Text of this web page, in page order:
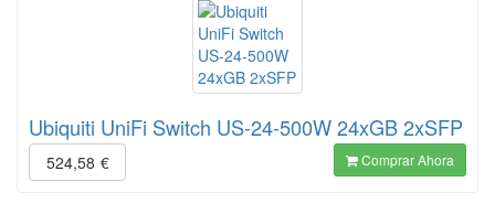
Ubiquiti UniFi Switch US-24-500W 24xGB 2xSFP
524,58 € Comprar Ahora